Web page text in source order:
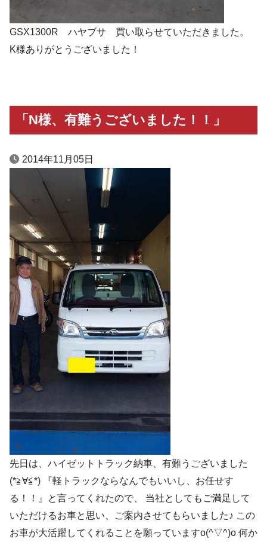
GSX1300R ハヤブサ 買い取らせていただきました。
K様ありがとうございました！
「N様、有難うございました！！」
2014年11月05日
先日は、ハイゼットトラック納車、有難うございました
(*≧∀≦*) 『軽トラックならなんでもいいし、お任せす
る！！』と言ってくれたので、 当社としてもご満足して
いただけるお車と思い、ご案内させてもらいました♪ この
お車が大活躍してくれることを願っていますo(^▽^)o 何か